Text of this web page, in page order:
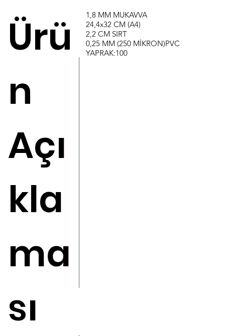
Ürü
n
Açı
kla
ma
sı
1,8 MM MUKAVVA
24,4x32 CM (A4)
2,2 CM SIRT
0,25 MM (250 MİKRON)PVC
YAPRAK:100